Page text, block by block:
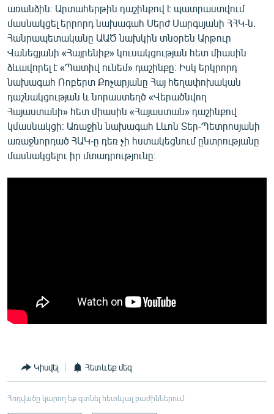
առանձին։ Արտահերթին դաշինքով է պատրաստվում
մասնակցել երրորդ նախագահ Սերժ Սարգսյանի ՀՀԿ-ն.
Հանրապետականը ԱԱԾ նախկին տնօրեն Արթուր
Վանեցյանի «Հայրենիք» կուսակցության հետ միասին
ձևավորել է «Պատիվ ունեմ» դաշինքը։ Իսկ երկրորդ
նախագահ Ռոբերտ Քոչարյանը Հայ հեղափոխական
դաշնակցության և նորաստեղծ «Վերածնվող
Հայաստանի» հետ միասին «Հայաստան» դաշինքով
կմասնակցի։ Առաջին նախագահ Լևոն Տեր-Պետրոսյանի
առաջնորդած ՀԱԿ-ը դեռ չի հստակեցնում ընտրությանը
մասնակցելու իր մտադրությունը։
Կիսվել Հետևեք մեզ
Հոդվածը կարող եք գտնել հետևյալ բաժիններում